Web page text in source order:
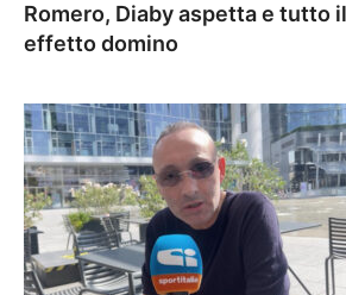
Romero, Diaby aspetta e tutto
effetto domino